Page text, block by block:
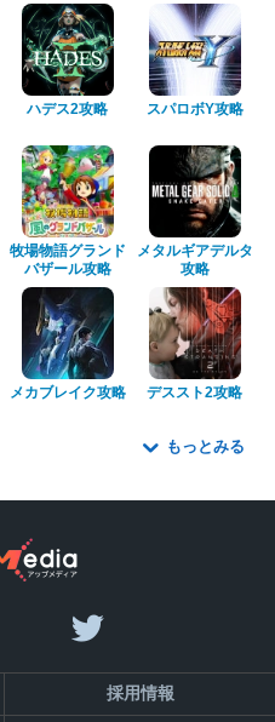
ハデス2攻略 スパロボY攻略
牧場物語グランド
バザール攻略
メタルギアデルタ
攻略
メカブレイク攻略 デススト2攻略
もっとみる
採用情報